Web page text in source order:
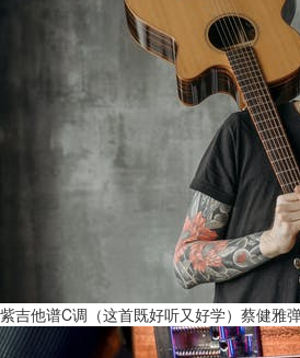
紫吉他谱C调（这首既好听又好学）蔡健雅